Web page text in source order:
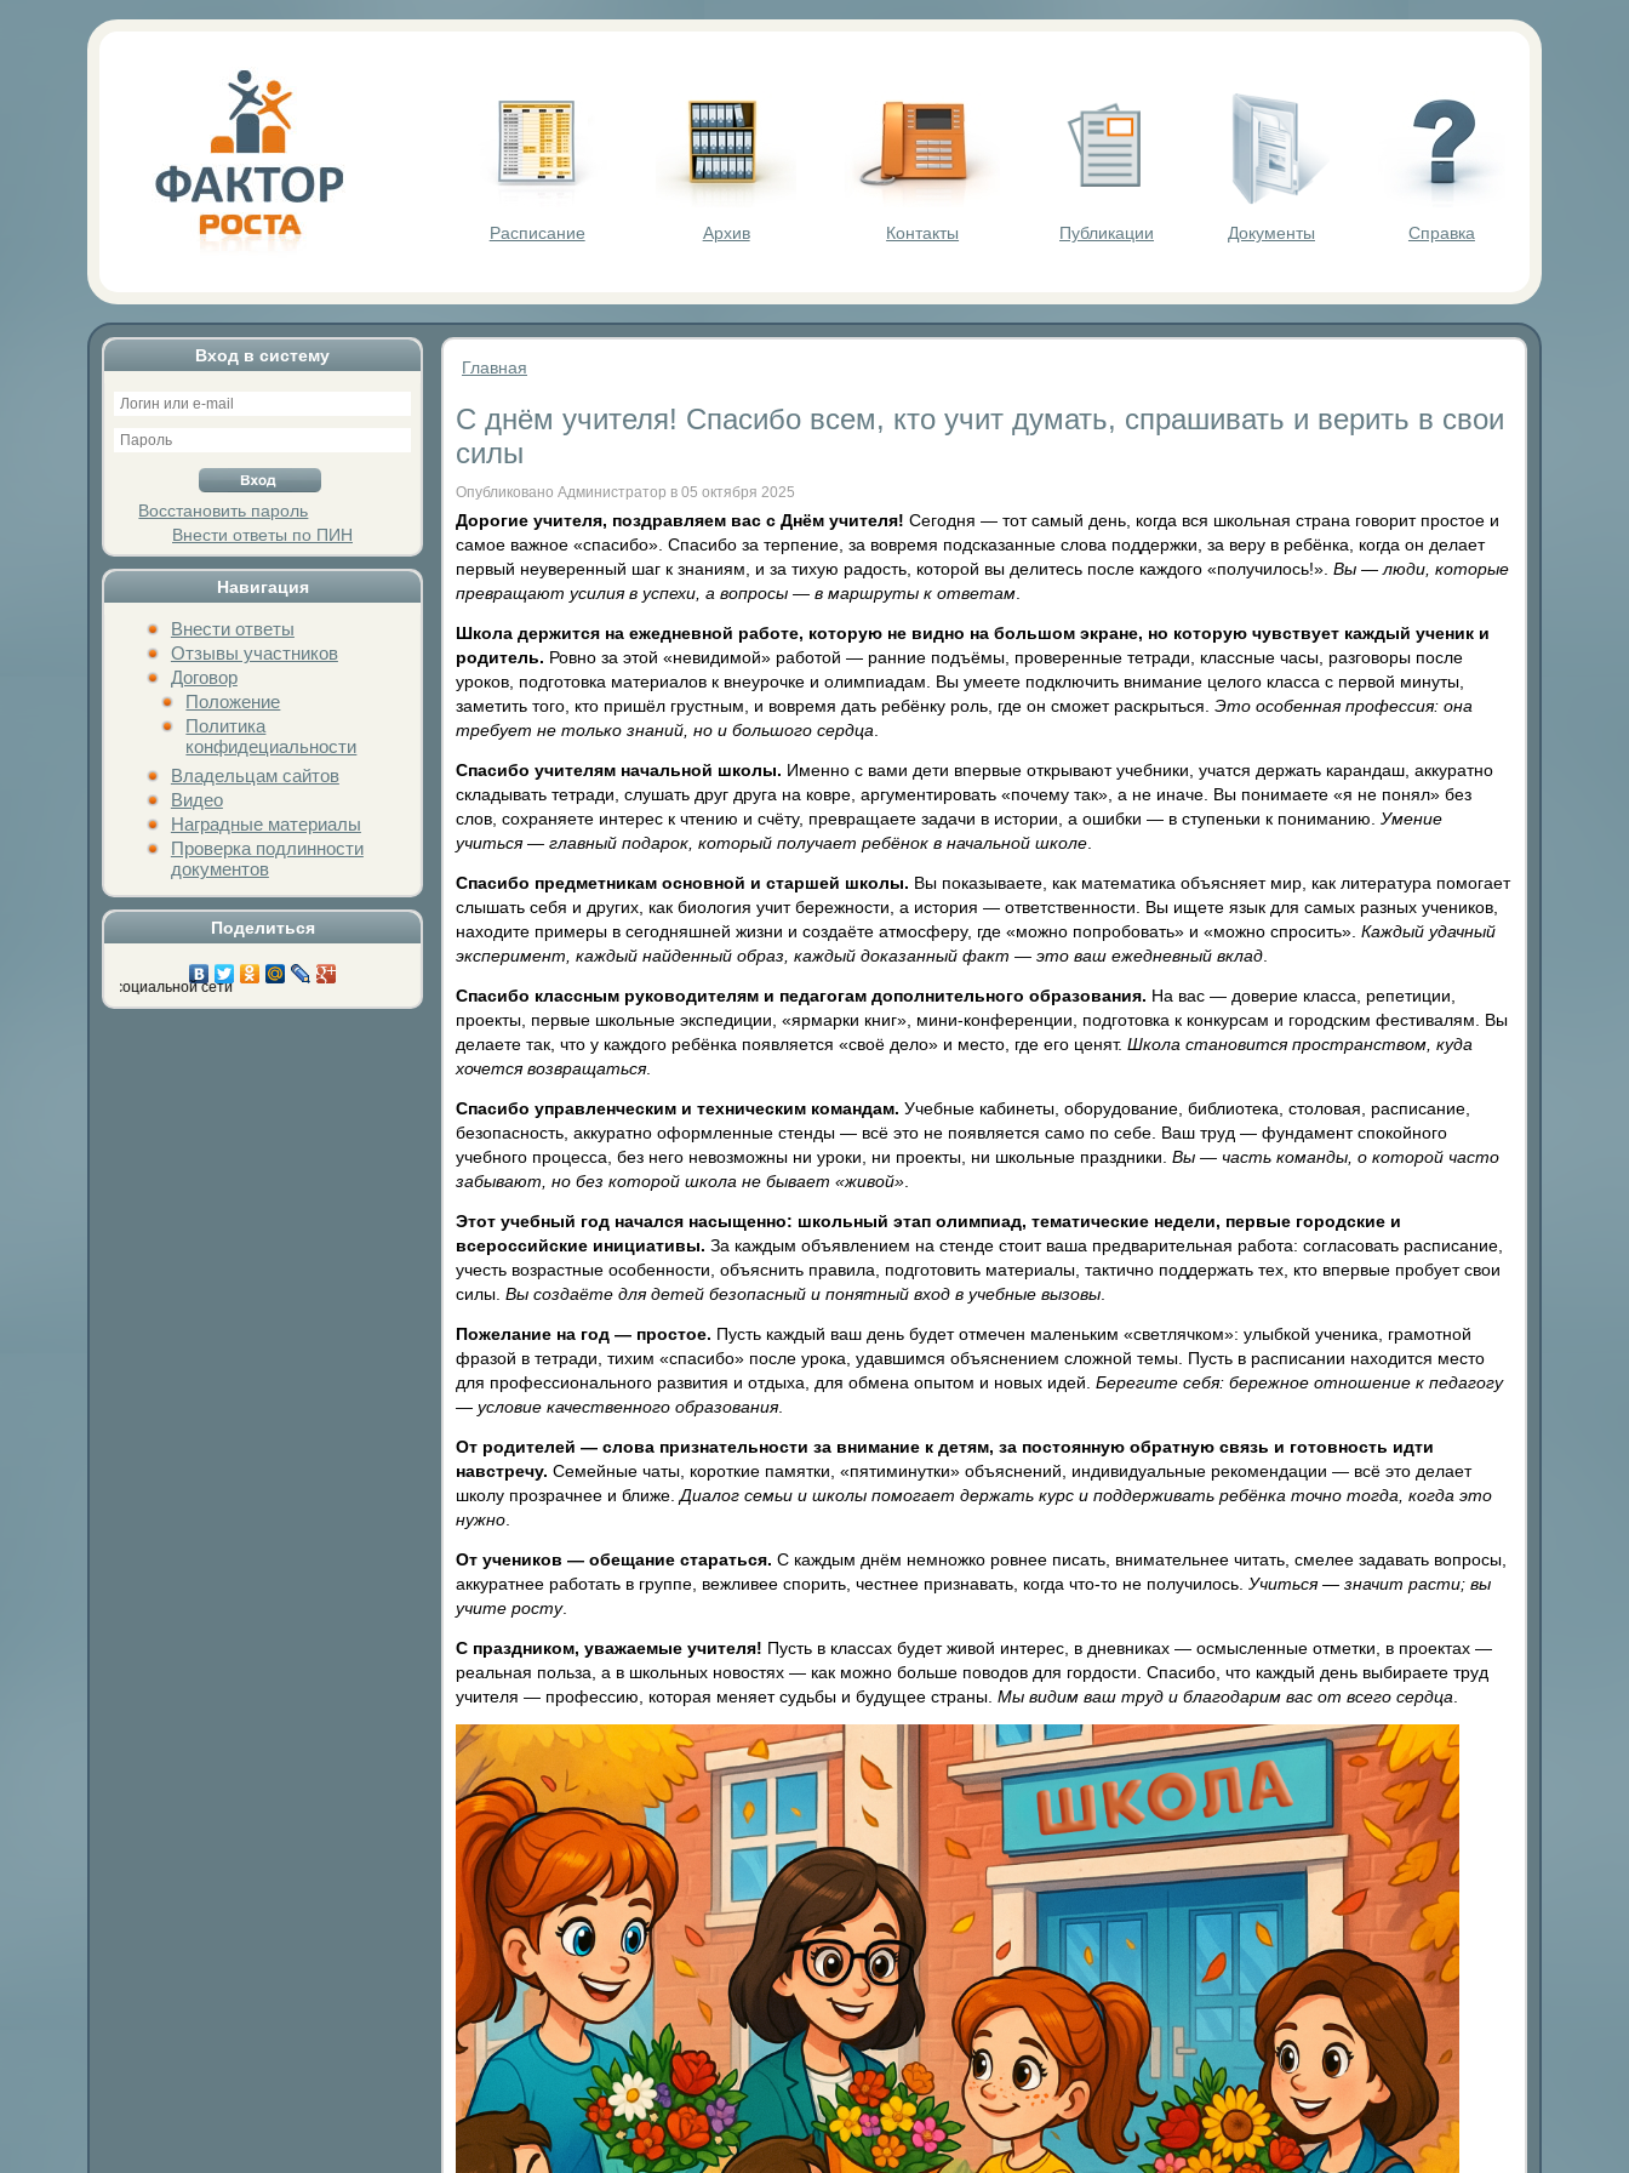
Расписание Архив Контакты Публикации Документы Справка
Вход в систему
Восстановить пароль
Внести ответы по ПИН
Навигация
Внести ответы
Отзывы участников
Договор
Положение
Политика
конфидециальности
Владельцам сайтов
Видео
Наградные материалы
Проверка подлинности
документов
Поделиться
социальной сети
Главная
С днём учителя! Спасибо всем, кто учит думать, спрашивать и верить в свои
силы
Опубликовано Администратор в 05 октября 2025
Дорогие учителя, поздравляем вас с Днём учителя! Сегодня — тот самый день, когда вся школьная страна говорит простое и
самое важное «спасибо». Спасибо за терпение, за вовремя подсказанные слова поддержки, за веру в ребёнка, когда он делает
первый неуверенный шаг к знаниям, и за тихую радость, которой вы делитесь после каждого «получилось!». Вы — люди, которые
превращают усилия в успехи, а вопросы — в маршруты к ответам.
Школа держится на ежедневной работе, которую не видно на большом экране, но которую чувствует каждый ученик и
родитель. Ровно за этой «невидимой» работой — ранние подъёмы, проверенные тетради, классные часы, разговоры после
уроков, подготовка материалов к внеурочке и олимпиадам. Вы умеете подключить внимание целого класса с первой минуты,
заметить того, кто пришёл грустным, и вовремя дать ребёнку роль, где он сможет раскрыться. Это особенная профессия: она
требует не только знаний, но и большого сердца.
Спасибо учителям начальной школы. Именно с вами дети впервые открывают учебники, учатся держать карандаш, аккуратно
складывать тетради, слушать друг друга на ковре, аргументировать «почему так», а не иначе. Вы понимаете «я не понял» без
слов, сохраняете интерес к чтению и счёту, превращаете задачи в истории, а ошибки — в ступеньки к пониманию. Умение
учиться — главный подарок, который получает ребёнок в начальной школе
Спасибо предметникам основной и старшей школы. Вы показываете, как математика объясняет мир, как литература помогает
слышать себя и других, как биология учит бережности, а история — ответственности. Вы ищете язык для самых разных учеников,
находите примеры в сегодняшней жизни и создаёте атмосферу, где «можно попробовать» и «можно спросить». Каждый удачный
эксперимент, каждый найденный образ, каждый доказанный факт — это ваш ежедневный вклад
Спасибо классным руководителям и педагогам дополнительного образования. На вас — доверие класса, репетиции,
проекты, первые школьные экспедиции, «ярмарки книг», мини-конференции, подготовка к конкурсам и городским фестивалям. Вы
делаете так, что у каждого ребёнка появляется «своё дело» и место, где его ценят. Школа становится пространством, куда
хочется возвращаться.
Спасибо управленческим и техническим командам. Учебные кабинеты, оборудование, библиотека, столовая, расписание,
безопасность, аккуратно оформленные стенды — всё это не появляется само по себе. Ваш труд — фундамент спокойного
учебного процесса, без него невозможны ни уроки, ни проекты, ни школьные праздники. Вы — часть команды, о которой часто
забывают, но без которой школа не бывает «живой»
Этот учебный год начался насыщенно: школьный этап олимпиад, тематические недели, первые городские и
всероссийские инициативы. За каждым объявлением на стенде стоит ваша предварительная работа: согласовать расписание,
учесть возрастные особенности, объяснить правила, подготовить материалы, тактично поддержать тех, кто впервые пробует свои
силы. Вы создаёте для детей безопасный и понятный вход в учебные вызовы
Пожелание на год — простое. Пусть каждый ваш день будет отмечен маленьким «светлячком»: улыбкой ученика, грамотной
фразой в тетради, тихим «спасибо» после урока, удавшимся объяснением сложной темы. Пусть в расписании находится место
для профессионального развития и отдыха, для обмена опытом и новых идей. Берегите себя: бережное отношение к педагогу
— условие качественного образования.
От родителей — слова признательности за внимание к детям, за постоянную обратную связь и готовность идти
навстречу. Семейные чаты, короткие памятки, «пятиминутки» объяснений, индивидуальные рекомендации — всё это делает
школу прозрачнее и ближе. Диалог семьи и школы помогает держать курс и поддерживать ребёнка точно тогда, когда это
нужно
От учеников — обещание стараться. С каждым днём немножко ровнее писать, внимательнее читать, смелее задавать вопросы,
аккуратнее работать в группе, вежливее спорить, честнее признавать, когда что-то не получилось. Учиться — значит расти; вы
учите росту.
С праздником, уважаемые учителя! Пусть в классах будет живой интерес, в дневниках — осмысленные отметки, в проектах —
реальная польза, а в школьных новостях — как можно больше поводов для гордости. Спасибо, что каждый день выбираете труд
учителя — профессию, которая меняет судьбы и будущее страны. Мы видим ваш труд и благодарим вас от всего сердца